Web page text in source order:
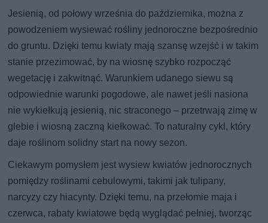
Jesienią, od połowy września do października, można z
powodzeniem wysiewać rośliny jednoroczne bezpośrednio
do gruntu. Dzięki temu kwiaty mają szansę wzejść i w takim
stanie przezimować, by na wiosnę szybko rozpocząć
wegetację i zakwitnąć. Warunkiem udanego siewu są
odpowiednie warunki pogodowe, ale nawet jeśli nasiona
nie wykiełkują jesienią, nic straconego – przetrwają zimę w
glebie i wiosną zaczną kiełkować. To naturalny cykl, który
daje roślinom solidny start na nowy sezon.
Ciekawym pomysłem jest wysiew kwiatów jednorocznych
pomiędzy roślinami cebulowymi, takimi jak tulipany,
narcyzy czy hiacynty. Dzięki temu, na przełomie maja i
czerwca, rabaty kwiatowe będą wyglądać pełniej, tworząc